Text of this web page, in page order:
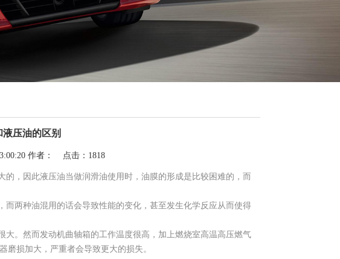
压油的区别
作者： 点击：1818
，因此液压油当做润滑油使用时，油膜的形成是比较困难的，而
两种油混用的话会导致性能的变化，甚至发生化学反应从而使得
。然而发动机曲轴箱的工作温度很高，加上燃烧室高温高压燃气
磨损加大，严重者会导致更大的损失。